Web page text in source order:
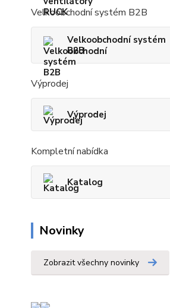
Velkoobchodní systém B2B
Velkoobchodní systém
B2B
Výprodej
Výprodej
Kompletní nabídka
Katalog
Novinky
Zobrazit všechny novinky